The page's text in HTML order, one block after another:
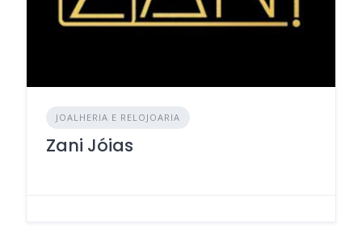
JOALHERIA E RELOJOARIA
Zani Jóias